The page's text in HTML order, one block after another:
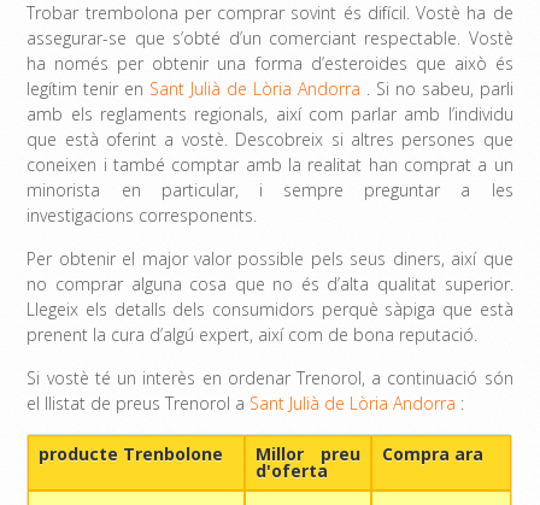
Trobar trembolona per comprar sovint és difícil. Vostè ha de
assegurar-se que s’obté d’un comerciant respectable. Vostè
ha només per obtenir una forma d’esteroides que això és
legítim tenir en Sant Julià de Lòria Andorra . Si no sabeu, parli
amb els reglaments regionals, així com parlar amb l’individu
que està oferint a vostè. Descobreix si altres persones que
coneixen i també comptar amb la realitat han comprat a un
minorista en particular, i sempre preguntar a les
investigacions corresponents.
Per obtenir el major valor possible pels seus diners, així que
no comprar alguna cosa que no és d’alta qualitat superior.
Llegeix els detalls dels consumidors perquè sàpiga que està
prenent la cura d’algú expert, així com de bona reputació.
Si vostè té un interès en ordenar Trenorol, a continuació són
el llistat de preus Trenorol a Sant Julià de Lòria Andorra :
producte Trenbolone Millor preu
d'oferta
Compra ara